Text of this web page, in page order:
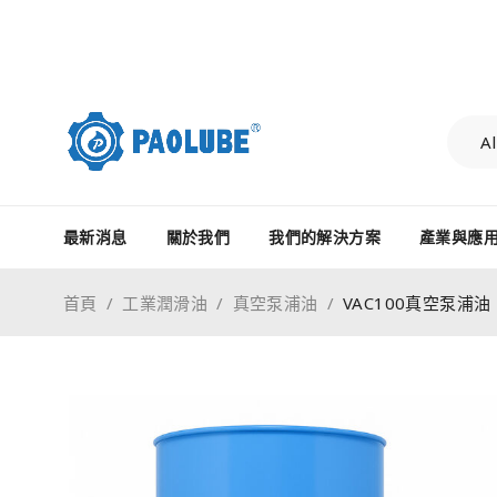
最新消息 關於我們 我們的解決方案 產業與應
首頁 / 工業潤滑油 / 真空泵浦油 / VAC100真空泵浦油